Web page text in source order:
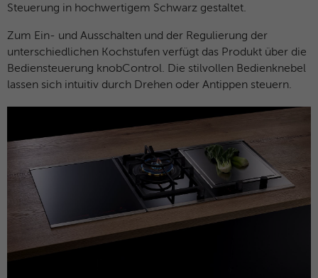
Steuerung in hochwertigem Schwarz gestaltet.
Zum Ein- und Ausschalten und der Regulierung der
unterschiedlichen Kochstufen verfügt das Produkt über die
Bediensteuerung knobControl. Die stilvollen Bedienknebel
lassen sich intuitiv durch Drehen oder Antippen steuern.